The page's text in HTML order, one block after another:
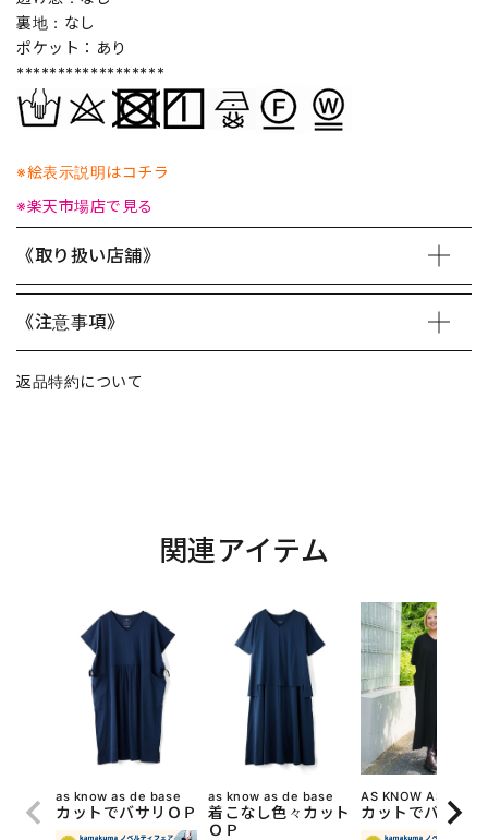
裏地：なし
ポケット：あり
******************
※絵表示説明はコチラ
※楽天市場店で見る
《取り扱い店舗》
《注意事項》
返品特約について
関連アイテム
as know as de base
カットでバサリＯＰ
as know as de base
着こなし色々カット
ＯＰ
AS KNOW AS olaca
カットでバサリ